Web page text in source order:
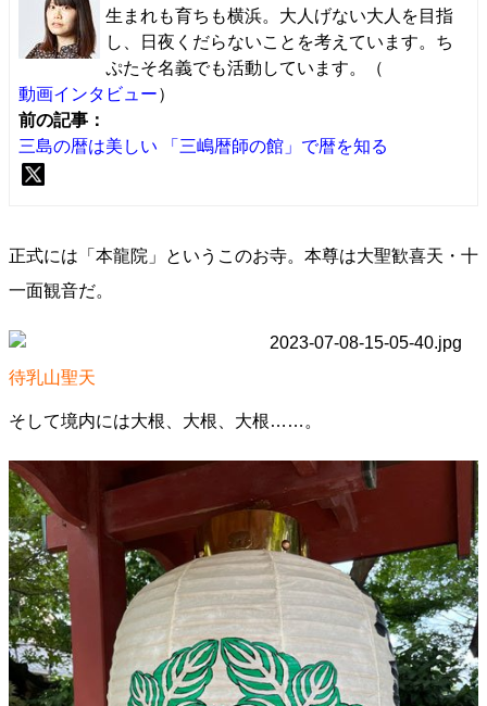
生まれも育ちも横浜。大人げない大人を目指
し、日夜くだらないことを考えています。ち
ぷたそ名義でも活動しています。（
動画インタビュー）
前の記事：
三島の暦は美しい 「三嶋暦師の館」で暦を知る
正式には「本龍院」というこのお寺。本尊は大聖歓喜天・十
一面観音だ。
待乳山聖天
そして境内には大根、大根、大根……。